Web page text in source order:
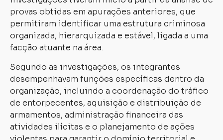
provas obtidas em apurações anteriores, que
permitiram identificar uma estrutura criminosa
organizada, hierarquizada e estável, ligada a uma
facção atuante na área.
Segundo as investigações, os integrantes
desempenhavam funções específicas dentro da
organização, incluindo a coordenação do tráfico
de entorpecentes, aquisição e distribuição de
armamentos, administração financeira das
atividades ilícitas e o planejamento de ações